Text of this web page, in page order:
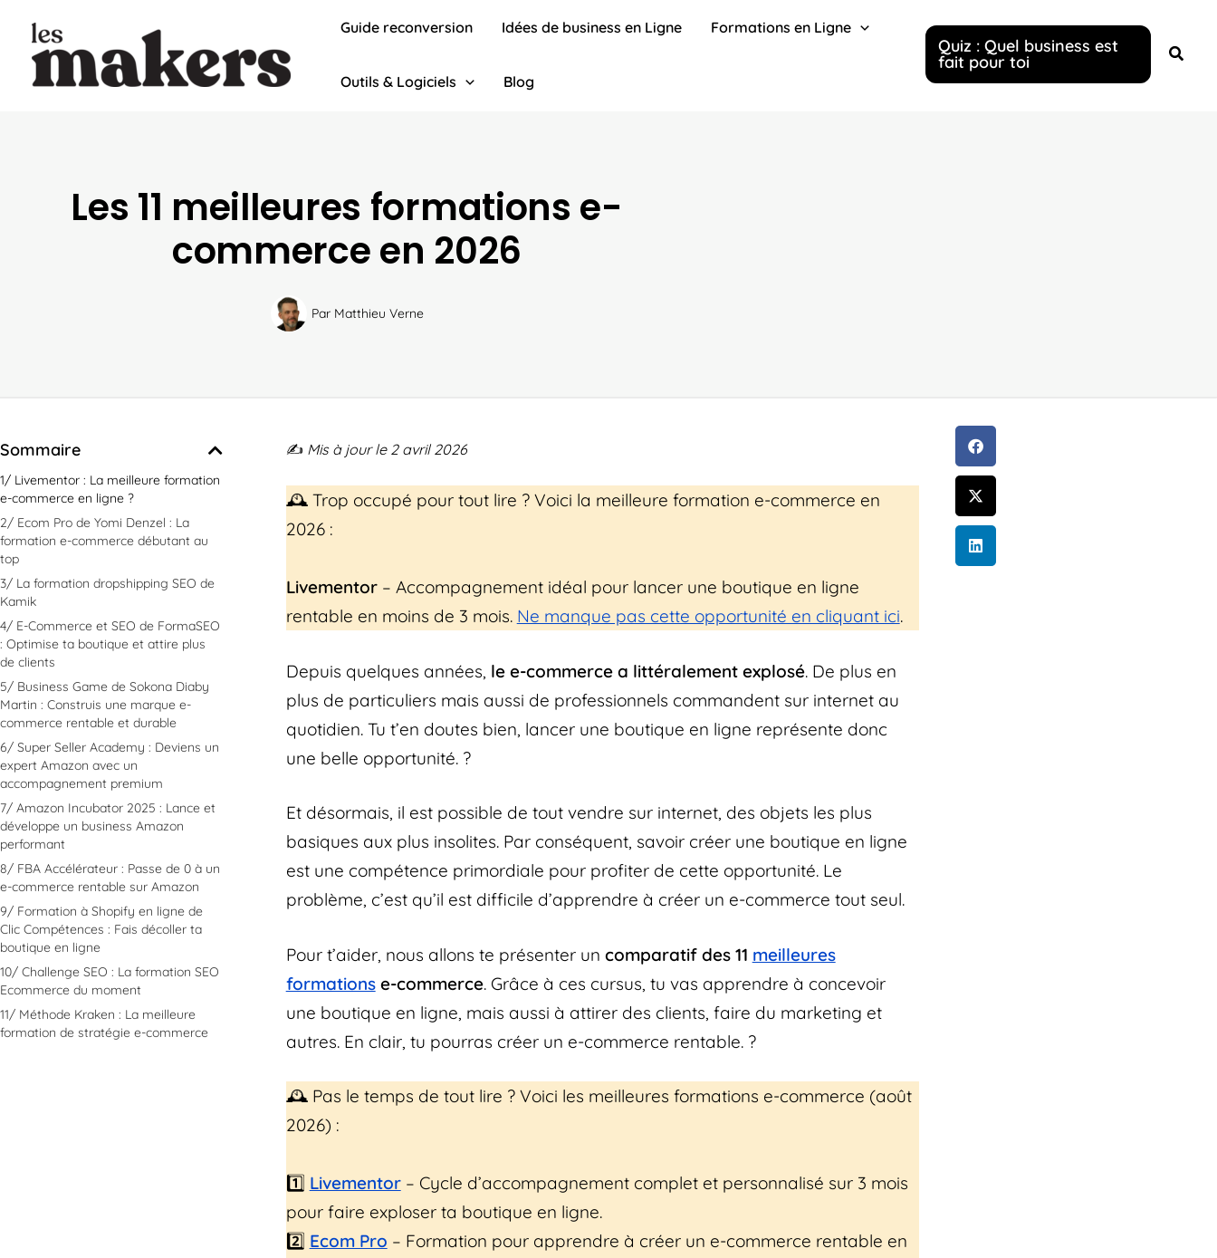
contenu
Guide reconversion Idées de business en Ligne Formations en Ligne
Outils & Logiciels Blog
Quiz : Quel business est
fait pour toi
Les 11 meilleures formations e-
commerce en 2026
ParMatthieu Verne
Sommaire
1/ Livementor : La meilleure formation
e-commerce en ligne ?
2/ Ecom Pro de Yomi Denzel : La
formation e-commerce débutant au
top
3/ La formation dropshipping SEO de
Kamik
4/ E-Commerce et SEO de FormaSEO
: Optimise ta boutique et attire plus
de clients
5/ Business Game de Sokona Diaby
Martin : Construis une marque e-
commerce rentable et durable
6/ Super Seller Academy : Deviens un
expert Amazon avec un
accompagnement premium
7/ Amazon Incubator 2025 : Lance et
développe un business Amazon
performant
8/ FBA Accélérateur : Passe de 0 à un
e-commerce rentable sur Amazon
9/ Formation à Shopify en ligne de
Clic Compétences : Fais décoller ta
boutique en ligne
10/ Challenge SEO : La formation SEO
Ecommerce du moment
11/ Méthode Kraken : La meilleure
formation de stratégie e-commerce
✍️ Mis à jour le 2 avril 2026
🕰️ Trop occupé pour tout lire ? Voici la meilleure formation e-commerce en
2026 :
Livementor– Accompagnement idéal pour lancer une boutique en ligne
rentable en moins de 3 mois. Ne manque pas cette opportunité en cliquant ici.
Depuis quelques années, le e-commerce a littéralement explosé. De plus en
plus de particuliers mais aussi de professionnels commandent sur internet au
quotidien. Tu t’en doutes bien, lancer une boutique en ligne représente donc
une belle opportunité. ?
Et désormais, il est possible de tout vendre sur internet, des objets les plus
basiques aux plus insolites. Par conséquent, savoir créer une boutique en ligne
est une compétence primordiale pour profiter de cette opportunité. Le
problème, c’est qu’il est difficile d’apprendre à créer un e-commerce tout seul.
Pour t’aider, nous allons te présenter un comparatif des 11 meilleures
formationse-commerce. Grâce à ces cursus, tu vas apprendre à concevoir
une boutique en ligne, mais aussi à attirer des clients, faire du marketing et
autres. En clair, tu pourras créer un e-commerce rentable. ?
🕰️ Pas le temps de tout lire ? Voici les meilleures formations e-commerce (août
2026) :
1️⃣ Livementor– Cycle d’accompagnement complet et personnalisé sur 3 mois
pour faire exploser ta boutique en ligne.
2️⃣ Ecom Pro – Formation pour apprendre à créer un e-commerce rentable en